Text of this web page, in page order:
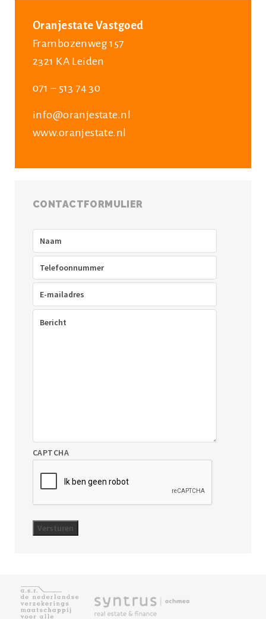
Oranjestate Vastgoed
Frambozenweg 157
2321 KA Leiden
071 – 513 74 30
info@oranjestate.nl
www.oranjestate.nl
CONTACTFORMULIER
Telefoon
mailadres(Vereist)
CAPTCHA